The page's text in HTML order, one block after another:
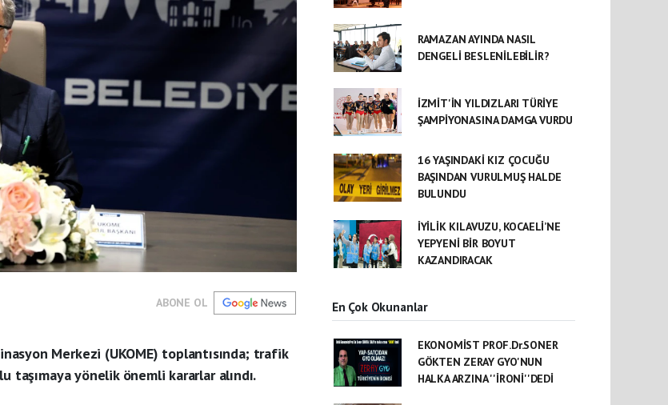
ABONE OL
Merkezi (UKOME) toplantısında; trafik
yönelik önemli kararlar alındı.
RAMAZAN AYINDA NASIL
DENGELİ BESLENİLEBİLİR?
İZMİT'İN YILDIZLARI TÜRİYE
ŞAMPİYONASINA DAMGA VURDU
16 YAŞINDAKİ KIZ ÇOCUĞU
BAŞINDAN VURULMUŞ HALDE
BULUNDU
İYİLİK KILAVUZU, KOCAELİ’NE
YEPYENİ BİR BOYUT
KAZANDIRACAK
En Çok Okunanlar
EKONOMİST PROF.Dr.SONER
GÖKTEN ZERAY GYO'NUN
HALKA ARZINA ''İRONİ''DEDİ